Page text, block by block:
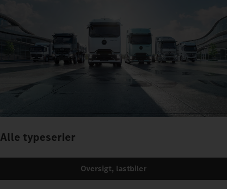
Alle typeserier
Oversigt, lastbiler